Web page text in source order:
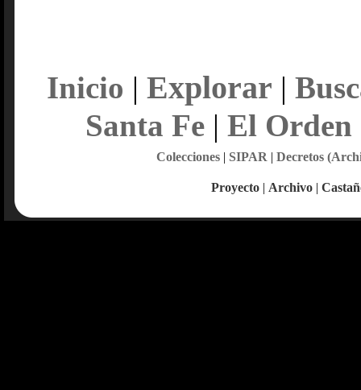
Inicio | Explorar |
Santa Fe| El Orden
Colecciones| SIPAR | Decretos
Proyecto | Archivo |